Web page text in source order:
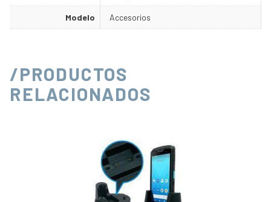
Modelo Accesorios
/PRODUCTOS
RELACIONADOS